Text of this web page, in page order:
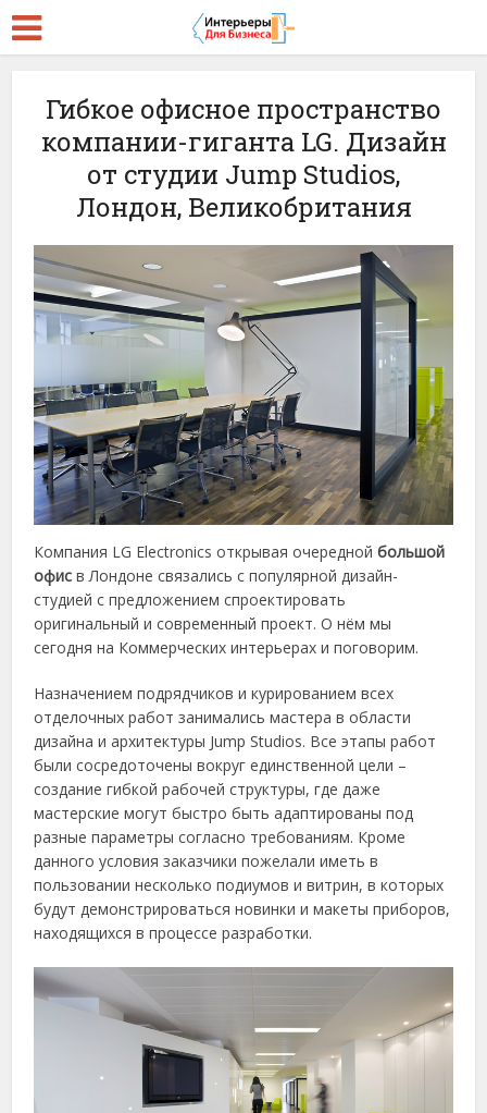
Гибкое офисное пространство
компании-гиганта LG. Дизайн
от студии Jump Studios,
Лондон, Великобритания
Компания LG Electronics открывая очереднойбольшой
офис в Лондоне связались с популярной дизайн-
студией с предложением спроектировать
оригинальный и современный проект. О нём мы
сегодня на Коммерческих интерьерах и поговорим.
Назначением подрядчиков и курированием всех
отделочных работ занимались мастера в области
дизайна и архитектуры Jump Studios. Все этапы работ
были сосредоточены вокруг единственной цели –
создание гибкой рабочей структуры, где даже
мастерские могут быстро быть адаптированы под
разные параметры согласно требованиям. Кроме
данного условия заказчики пожелали иметь в
пользовании несколько подиумов и витрин, в которых
будут демонстрироваться новинки и макеты приборов,
находящихся в процессе разработки.